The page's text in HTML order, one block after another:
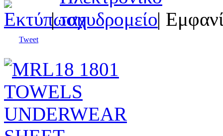
| |
Tweet